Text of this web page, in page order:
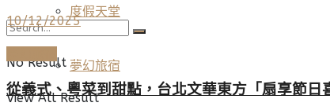
度假天堂
夢幻旅宿
No Result
View All Result
10/12/2025
從義式、粵菜到甜點，台北文華東方「扇享節